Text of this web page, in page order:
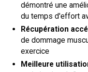
démontré une
du temps d'effort
Récupération
de dommage
exercice
Meilleure